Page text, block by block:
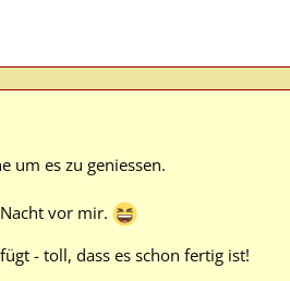
um es zu geniessen.
vor mir.
- toll, dass es schon fertig ist!